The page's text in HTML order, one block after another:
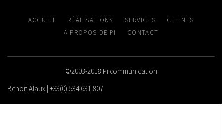
ACCUEIL RÉALISATIONS SERVICES
CLIENTS
A PROPOS DE PI
CONTACT
©2003-2018 Pi communication
Benoit Alaux | +33(0) 534 631 807